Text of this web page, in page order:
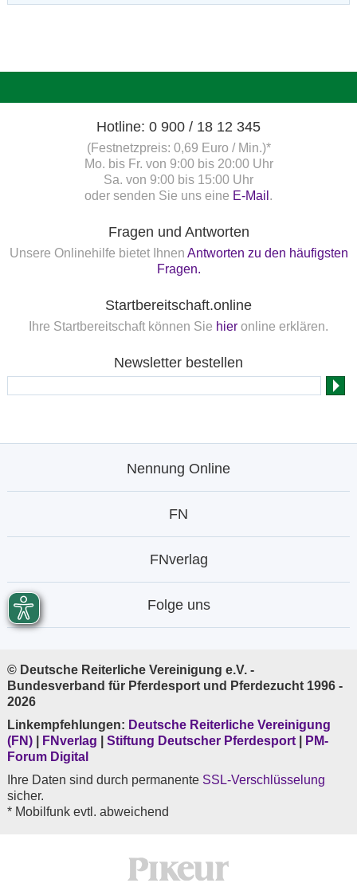
Hotline: 0 900 / 18 12 345
(Festnetzpreis: 0,69 Euro / Min.)*
Mo. bis Fr. von 9:00 bis 20:00 Uhr
Sa. von 9:00 bis 15:00 Uhr
oder senden Sie uns eine E-Mail .
Fragen und Antworten
Unsere Onlinehilfe bietet Ihnen Antworten zu den häufigsten
Fragen.
Startbereitschaft.online
Ihre Startbereitschaft können Sie hier online erklären.
Newsletter bestellen
Nennung Online
FN
FNverlag
Folge uns
© Deutsche Reiterliche Vereinigung e.V. -
Bundesverband für Pferdesport und Pferdezucht 1996 -
2026
Linkempfehlungen: Deutsche Reiterliche Vereinigung
(FN)
FNverlag Stiftung Deutscher Pferdesport
PM-
Forum Digital
Ihre Daten sind durch permanente SSL-Verschlüsselung
sicher.
* Mobilfunk evtl. abweichend